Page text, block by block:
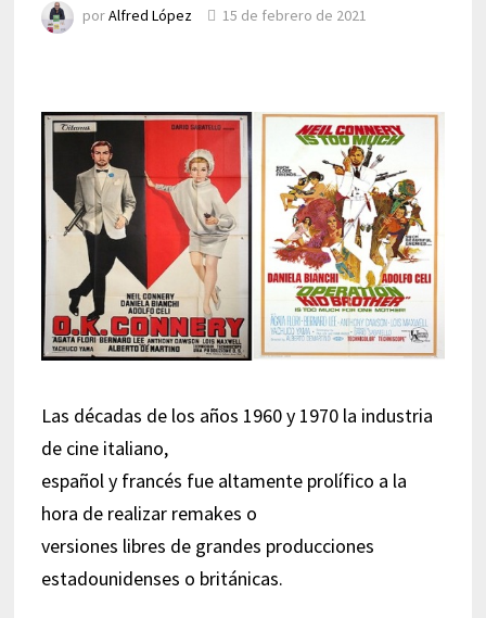
porAlfred López 15 de febrero de 2021
Las décadas de los años 1960 y 1970 la industria
de cine italiano,
español y francés fue altamente prolífico a la
hora de realizar remakes o
versiones libres de grandes producciones
estadounidenses o británicas.